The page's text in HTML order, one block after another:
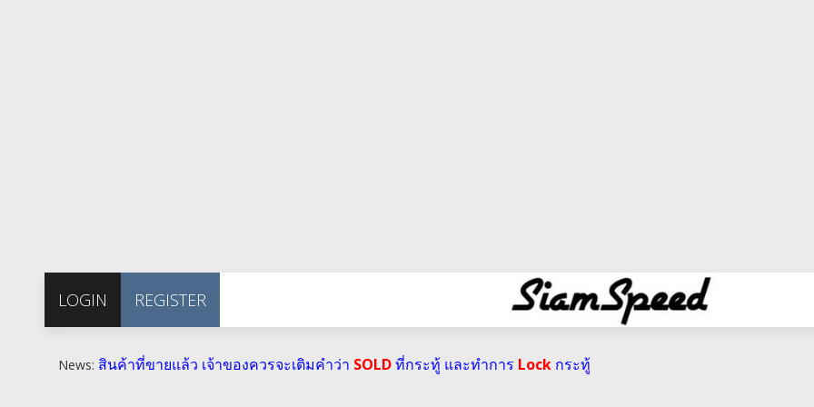
LOGIN REGISTER
News: สินค้าที่ขายแล้ว เจ้าของควรจะเติมคำว่า SOLDที่กระทู้ และทำการ Lockกระทู้